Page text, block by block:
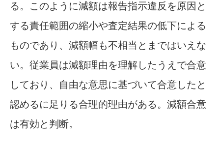
る。このように減額は報告指示違反を原因と
する責任範囲の縮小や査定結果の低下による
ものであり、減額幅も不相当とまではいえな
い。従業員は減額理由を理解したうえで合意
しており、自由な意思に基づいて合意したと
認めるに足りる合理的理由がある。減額合意
は有効と判断。